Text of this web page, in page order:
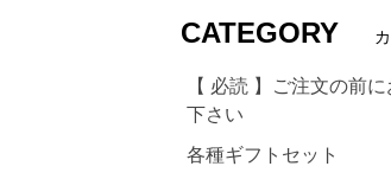
CATEGORY
【 必読 】ご注文の前
下さい
各種ギフトセット